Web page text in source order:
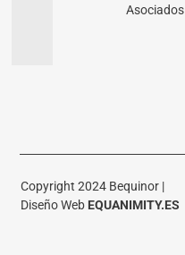
Asociados
Copyright 2024 Bequinor |
Diseño Web EQUANIMITY.ES